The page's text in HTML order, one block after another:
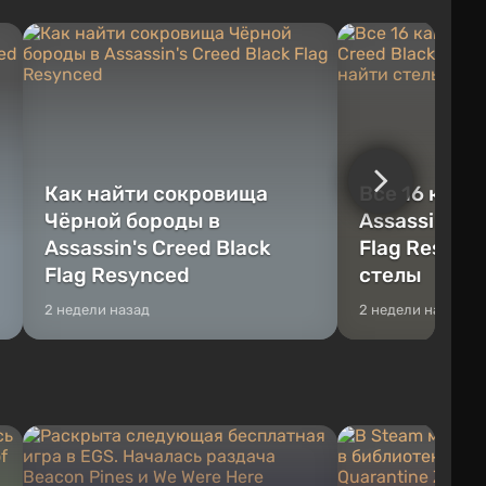
Игроку дана по...
превращ...
Как найти сокровища
Чёрной бороды в
Assassin's Creed Black
Flag Resynced
2 недели назад
Все 16
Assassin's
Flag
стелы
2 недели назад